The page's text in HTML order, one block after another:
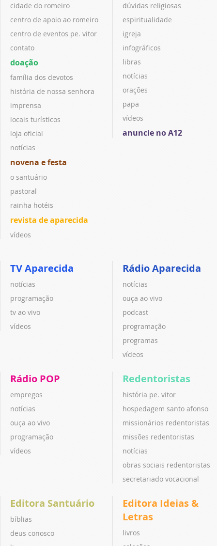
cidade do romeiro
centro de apoio ao romeiro
centro de eventos pe. vitor
contato
doação
família dos devotos
história de nossa senhora
imprensa
locais turísticos
loja oficial
notícias
novena e festa
o santuário
pastoral
rainha hotéis
revista de aparecida
vídeos
dúvidas religiosas
espiritualidade
igreja
infográficos
libras
notícias
orações
papa
vídeos
anuncie no A12
TV Aparecida
notícias
programação
tv ao vivo
vídeos
Rádio Aparecida
notícias
ouça ao vivo
podcast
programação
programas
vídeos
Rádio POP
empregos
notícias
ouça ao vivo
programação
vídeos
Redentoristas
história pe. vitor
hospedagem santo afonso
missionários redentoristas
missões redentoristas
notícias
obras sociais redentoristas
secretariado vocacional
Editora Santuário
bíblias
deus conosco
Editora Ideias &
Letras
livros